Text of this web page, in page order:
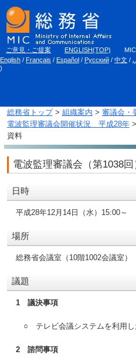
ご意見・ご提案 ENGLISH(TOP)
English / Français / Español / Русский / 中文 /
)
総務省トップ> 組織案内 > 審議会・
電波監理審議会開催状況 平成28年>
資料
電波監理審議会（第1038
日時
平成28年12月14日（水）15:00～
場所
総務省会議室（10階1002会議室）
議題
1 議決事項
○ テレビ会議システムを利用し
2 諮問事項